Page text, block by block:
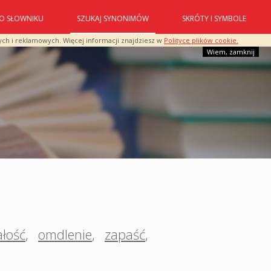
i reklamowych. Więcej informacji znajdziesz w Polityce plików cookie.
Wiem, zamknij
O SŁOWNIKU SZUKAJ SYNONIMÓW SKRÓTY I SYMBOLE
, omdlenie, zapaść,